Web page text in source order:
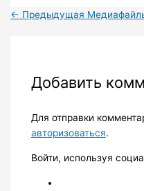
← Предыдущая
Добавить
Для отправки
авторизоваться.
Войти, используя